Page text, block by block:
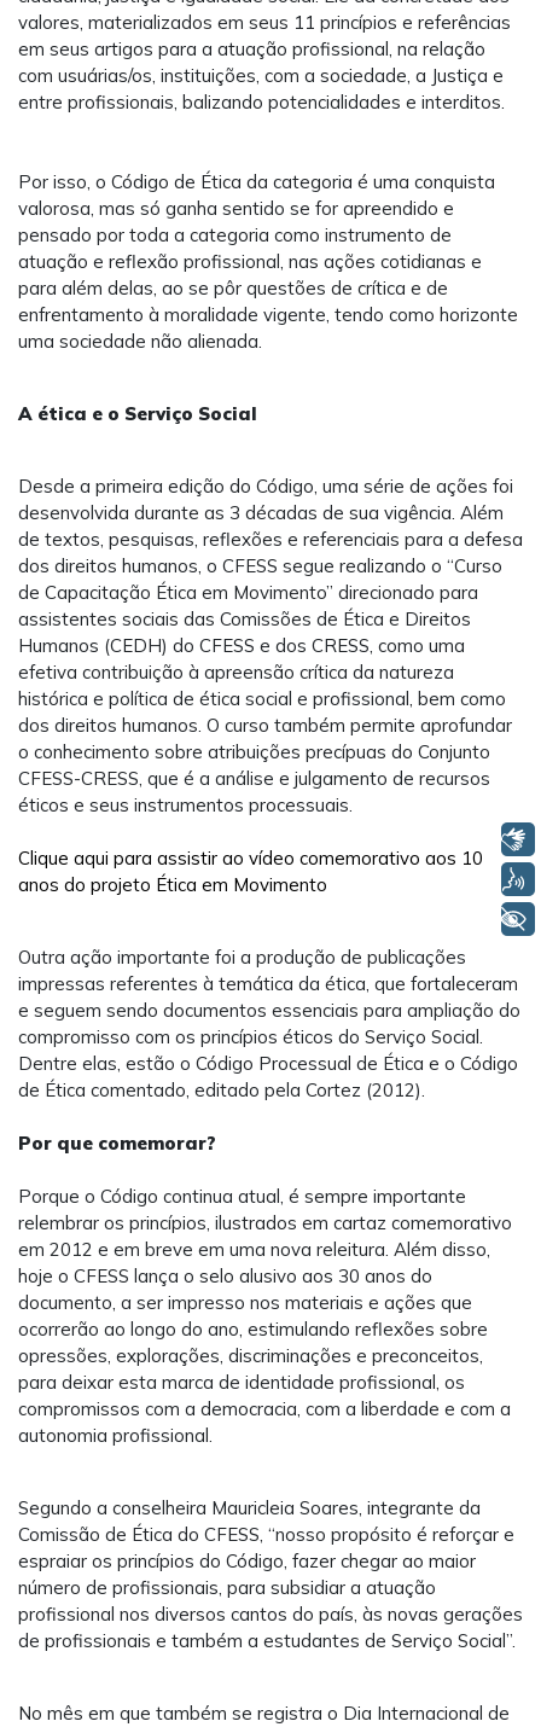
valores, materializados em seus 11 princípios e referências
em seus artigos para a atuação profissional, na relação
com usuárias/os, instituições, com a sociedade, a Justiça e
entre profissionais, balizando potencialidades e interditos.
Por isso, o Código de Ética da categoria é uma conquista
valorosa, mas só ganha sentido se for apreendido e
pensado por toda a categoria como instrumento de
atuação e reflexão profissional, nas ações cotidianas e
para além delas, ao se pôr questões de crítica e de
enfrentamento à moralidade vigente, tendo como horizonte
uma sociedade não alienada.
A ética e o Serviço Social
Desde a primeira edição do Código, uma série de ações foi
desenvolvida durante as 3 décadas de sua vigência. Além
de textos, pesquisas, reflexões e referenciais para a defesa
dos direitos humanos, o CFESS segue realizando o “Curso
de Capacitação Ética em Movimento” direcionado para
assistentes sociais das Comissões de Ética e Direitos
Humanos (CEDH) do CFESS e dos CRESS, como uma
efetiva contribuição à apreensão crítica da natureza
histórica e política de ética social e profissional, bem como
dos direitos humanos. O curso também permite aprofundar
o conhecimento sobre atribuições precípuas do Conjunto
CFESS-CRESS, que é a análise e julgamento de recursos
éticos e seus instrumentos processuais.
Clique aqui para assistir ao vídeo comemorativo aos 10
anos do projeto Ética em Movimento
Outra ação importante foi a produção de publicações
impressas referentes à temática da ética, que fortaleceram
e seguem sendo documentos essenciais para ampliação do
compromisso com os princípios éticos do Serviço Social.
Dentre elas, estão o Código Processual de Ética e o Código
de Ética comentado, editado pela Cortez (2012).
Por que comemorar?
Porque o Código continua atual, é sempre importante
relembrar os princípios, ilustrados em cartaz comemorativo
em 2012 e em breve em uma nova releitura. Além disso,
hoje o CFESS lança o selo alusivo aos 30 anos do
documento, a ser impresso nos materiais e ações que
ocorrerão ao longo do ano, estimulando reflexões sobre
opressões, explorações, discriminações e preconceitos,
para deixar esta marca de identidade profissional, os
compromissos com a democracia, com a liberdade e com a
autonomia profissional.
Segundo a conselheira Mauricleia Soares, integrante da
Comissão de Ética do CFESS, “nosso propósito é reforçar e
espraiar os princípios do Código, fazer chegar ao maior
número de profissionais, para subsidiar a atuação
profissional nos diversos cantos do país, às novas gerações
de profissionais e também a estudantes de Serviço Social”.
No mês em que também se registra o Dia Internacional de